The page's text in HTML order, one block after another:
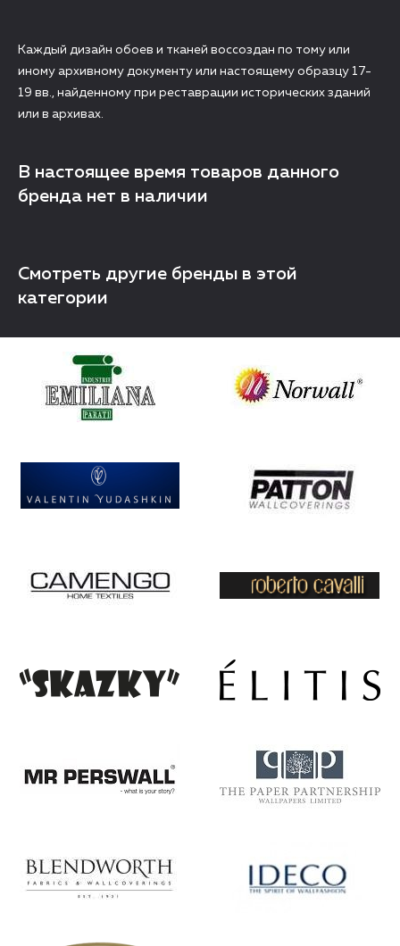
Каждый дизайн обоев и тканей воссоздан по тому или
иному архивному документу или настоящему образцу 17-
19 вв., найденному при реставрации исторических зданий
или в архивах.
В настоящее время товаров данного
бренда нет в наличии
Смотреть другие бренды в этой
категории